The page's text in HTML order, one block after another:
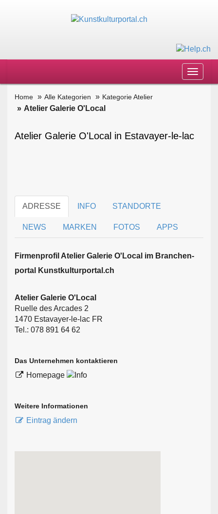
Toggle
Home Alle Kategorien Kategorie Atelier
Atelier Galerie O'Local
Atelier Galerie O'Local in Estavayer-le-lac
ADRESSE INFO STANDORTE
NEWS MARKEN FOTOS APPS
Firmen­profil Atelier Galerie O'Local im Branchen­
portal Kunstkulturportal.ch
Atelier Galerie O'Local
Ruelle des Arcades 2
1470 Estavayer-le-lac FR
Tel.: 078 891 64 62
Das Unternehmen kontaktieren
Homepage
Weitere Informationen
Eintrag ändern